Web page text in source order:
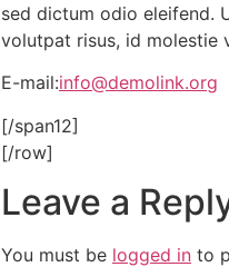
sed dictum odio eleifend.
volutpat risus, id molestie
E-mail:info@demolink.org
[/span12]
[/row]
Leave a
You must be logged in to